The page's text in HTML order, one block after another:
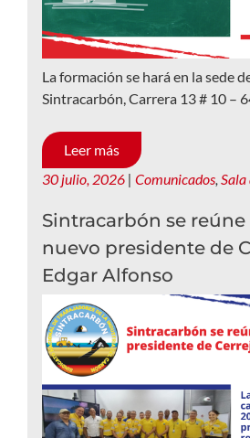
La formación se hará en la sede
Sintracarbón, Carrera 13 # 10 –
Leer más
30 julio, 2026 | Comunicados, Sala
Sintracarbón se reúne
nuevo presidente de
Edgar Alfonso